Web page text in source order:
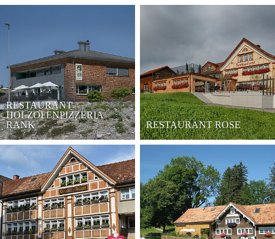
RESTAURANT
HOLZOFENPIZZERIA
RANK
RESTAURANT ROSE